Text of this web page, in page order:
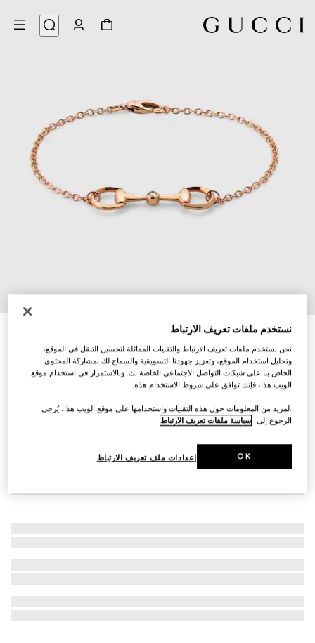
سوار Gucci Horsebit سلسلة ألماس ذهب 18
نستخدم ملفات تعريف الارتباط
نحن نستخدم ملفات تعريف الارتباط والتقنيات المماثلة لتحسين التنقل في الموقع،
وتحليل استخدام الموقع، وتعزيز جهودنا التسويقية والسماح لك بمشاركة المحتوى
الخاص بنا على شبكات التواصل الاجتماعي الخاصة بك. وبالاستمرار في استخدام موقع
الويب هذا، فإنك توافق على شروط الاستخدام هذه.
.لمزيد من المعلومات حول هذه التقنيات واستخدامها على موقع الويب هذا، يُرجى
الرجوع إلى سياسة ملفات تعريف الارتباط
إعدادات ملف تعريف الارتباط OK